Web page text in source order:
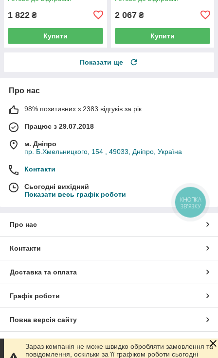
1 822 ₴
Купити
2 067 ₴
Купити
Показати ще
Про нас
98% позитивних з 2383 відгуків за рік
Працює з 29.07.2018
м. Дніпро
пр. Б.Хмельницкого, 154 , 49033, Дніпро, Україна
Контакти
Сьогодні вихідний
Показати весь графік роботи
Про нас
Контакти
Доставка та оплата
Графік роботи
Повна версія сайту
Сайт створено на маркетплейсі Prom.ua
Зараз компанія не може швидко обробляти замовлення та
повідомлення, оскільки за її графіком роботи сьогодні
КНОПКА
ЗВ'ЯЗКУ